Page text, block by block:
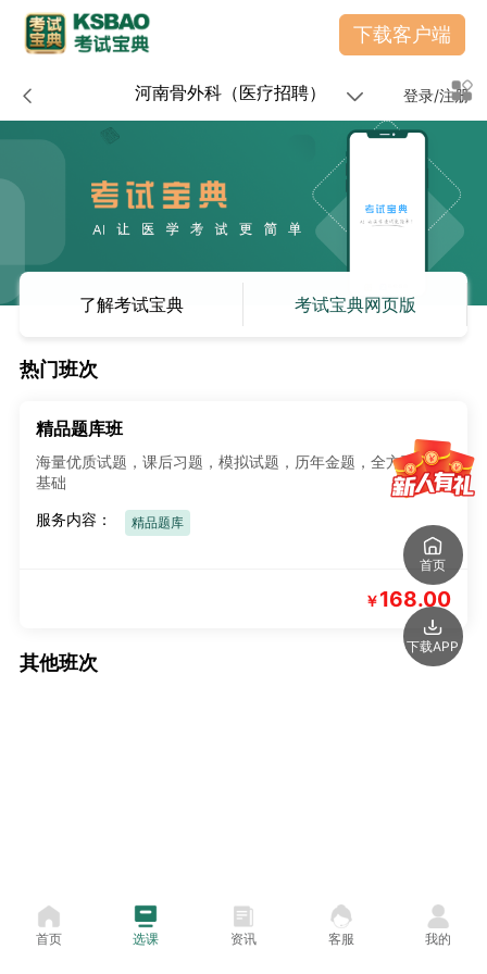
下载客户端
河南骨外科（医疗招聘） 登录/注册
了解考试宝典 考试宝典网页版
热门班次
精品题库班
海量优质试题，课后习题，模拟试题，历年金题，全方面夯实
基础
服务内容：
精品题库
￥168.00
其他班次
首页 选课 资讯 客服 我的
首页
下载APP